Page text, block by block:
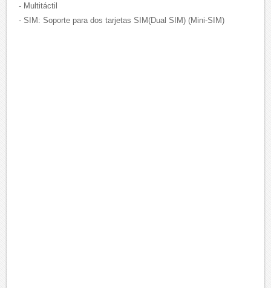
- Multitáctil
- SIM: Soporte para dos tarjetas SIM(Dual SIM) (Mini-SIM)